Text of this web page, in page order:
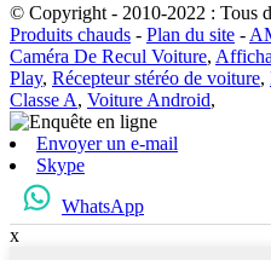
© Copyright - 2010-2022 : Tous
Produits chauds - Plan du site -
Caméra De Recul Voiture,
Play, Récepteur stéréo de voiture,
Classe A, Voiture Android,
Envoyer un e-mail
Skype
WhatsApp
x